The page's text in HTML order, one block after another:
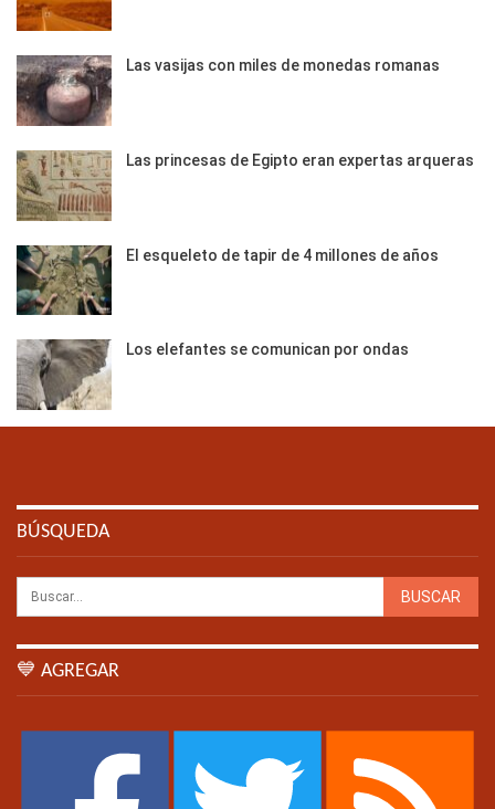
Las vasijas con miles de monedas romanas
Las princesas de Egipto eran expertas arqueras
El esqueleto de tapir de 4 millones de años
Los elefantes se comunican por ondas
BÚSQUEDA
💙 AGREGAR